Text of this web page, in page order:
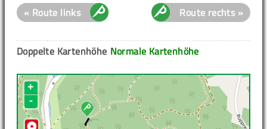
« Route links
Route rechts »
Normale Kartenhöhe
Doppelte Kartenhöhe
+
-